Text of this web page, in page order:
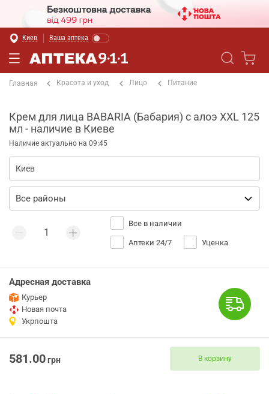
Киев Ваша аптека
Главная Красота и уход Лицо Питание
Крем для лица BABARIA (Бабария) с алоэ XXL 125
мл - наличие в Киеве
Наличие актуально на 09:45
Все в наличии
Аптеки 24/7 Уценка
Адресная доставка
Курьер
Новая почта
Укрпошта
581.00грн В корзину